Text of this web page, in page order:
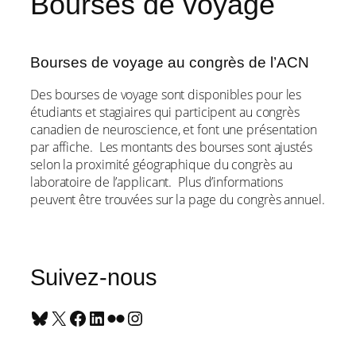
Bourses de voyage au congrès de l’ACN
Des bourses de voyage sont disponibles pour les
étudiants et stagiaires qui participent au congrès
canadien de neuroscience, et font une présentation
par affiche. Les montants des bourses sont ajustés
selon la proximité géographique du congrès au
laboratoire de l’applicant. Plus d’informations
peuvent être trouvées sur la page du congrès annuel.
Suivez-nous
Bluesky X Facebook LinkedIn Flickr Instagram